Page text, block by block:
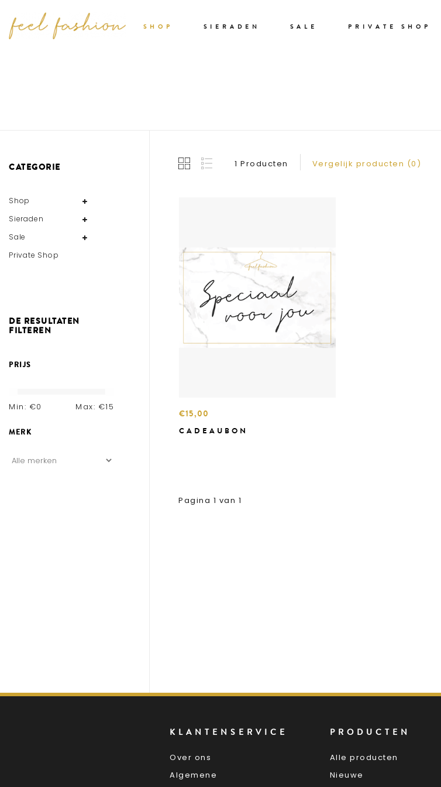
SHOP SIERADEN SALE PRIVATE SHOP
CATEGORIE
Shop
Sieraden
Sale
Private Shop
DE RESULTATEN
FILTEREN
PRIJS
Min: €0 Max: €15
MERK
1 Producten Vergelijk producten (0)
€15,00
CADEAUBON
Pagina 1 van 1
KLANTENSERVICE
Over ons
Algemene
PRODUCTEN
Alle producten
Nieuwe